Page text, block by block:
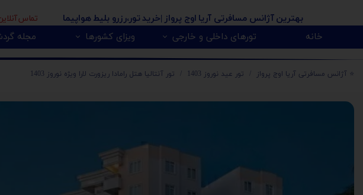
خانه تورهای داخلی و خارجی ویزای کشورها مجله
بهترین آژانس مسافرتی آریا اوج پرواز |خرید تور،رزرو بلیط هواپیما تماس آنلاین تهران :
⭐️ آژانس مسافرتی آریا اوج پرواز تور عید نوروز 1403 تور آنتالیا هتل رامادا ریزورت لارا ویژه نوروز 1403